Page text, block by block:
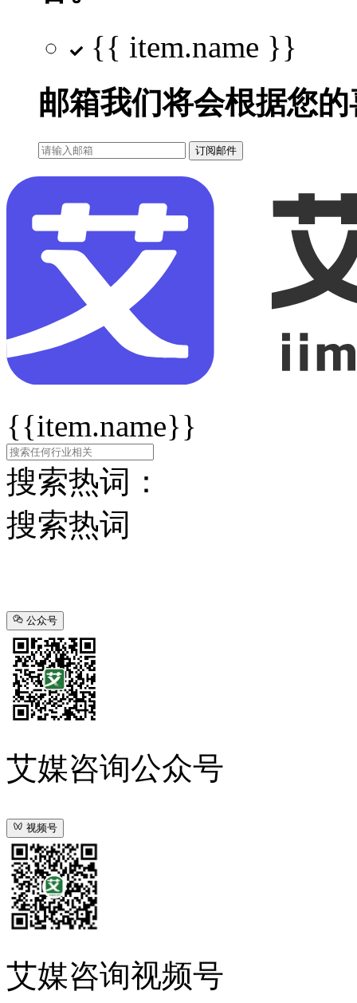
{{ item.name }}
邮箱我们将会根据您
订阅邮件
{{item.name}}
搜索热词：
搜索热词
公众号
艾媒咨询公众号
视频号
艾媒咨询视频号